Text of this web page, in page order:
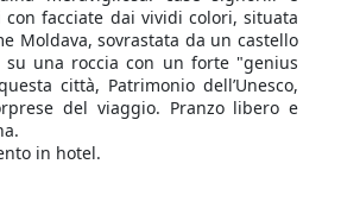
facciate dai vividi colori, situata
Moldava, sovrastata da un castello
su una roccia con un forte "genius
città, Patrimonio dell’Unesco,
del viaggio. Pranzo libero e
in hotel.